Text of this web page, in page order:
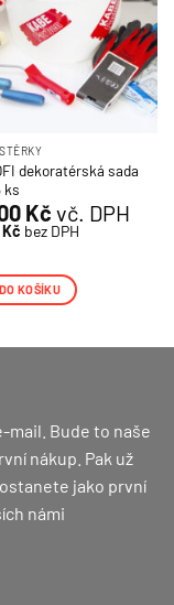
dekoratérská sada
ks
Kč vč. DPH
Kč bez DPH
KOŠÍKU
mail. Bude to naše
nákup. Pak už
jako první
námi